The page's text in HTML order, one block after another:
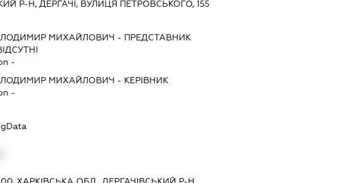
Р-Н, ДЕРГАЧІ, ВУЛИЦЯ ПЕТРОВСЬКОГО, 155
МИХАЙЛОВИЧ - ПРЕДСТАВНИК
-
МИХАЙЛОВИЧ - КЕРІВНИК
-
ХАРКІВСЬКА ОБЛ., ДЕРГАЧІВСЬКИЙ Р-Н,